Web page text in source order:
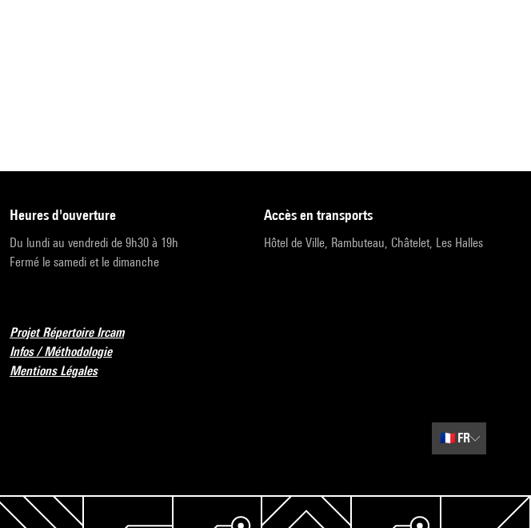
heures d'ouverture
Du lundi au vendredi de 9h30 à 19h
Fermé le samedi et le dimanche
accès en transports
Hôtel de Ville, Rambuteau, Châtelet, Les Halles
Projet Répertoire Ircam
Infos / Méthodologie
Mentions Légales
🇫🇷 FR